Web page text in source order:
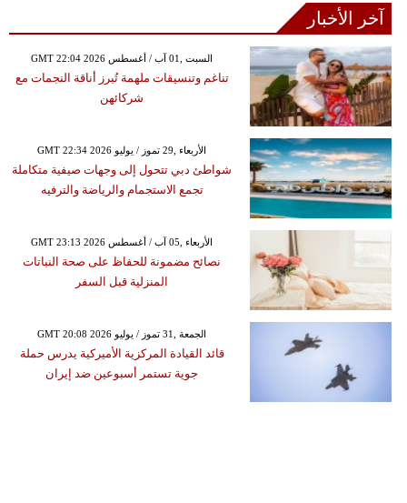
آخر الأخبار
GMT 22:04 2026 السبت ,01 آب / أغسطس
تناغم وتنسيقات ملهمة تُبرز أناقة النجمات مع
شركائهن
GMT 22:34 2026 الأربعاء ,29 تموز / يوليو
شواطئ دبي تتحول إلى وجهات صيفية متكاملة
تجمع الاستجمام والرياضة والترفيه
GMT 23:13 2026 الأربعاء ,05 آب / أغسطس
نصائح مضمونة للحفاظ على صحة النباتات
المنزلية قبل السفر
GMT 20:08 2026 الجمعة ,31 تموز / يوليو
قائد القيادة المركزية الأميركية يدرس حملة
جوية تستمر أسبوعين ضد إيران